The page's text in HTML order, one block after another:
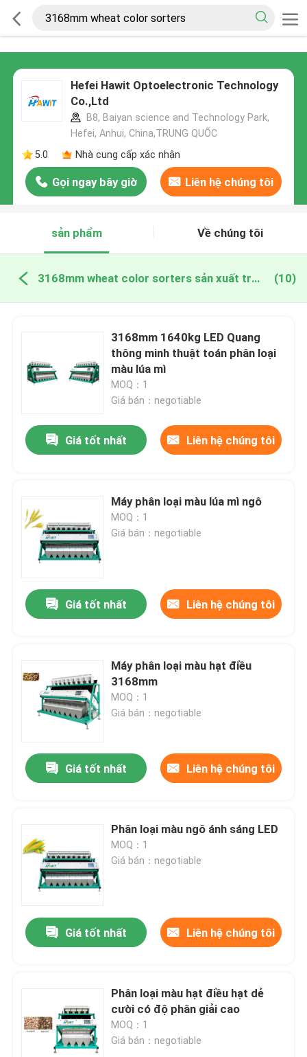
Hefei Hawit Optoelectronic Technology
Co.,Ltd
B8, Baiyan science and Technology Park,
Hefei, Anhui, China,TRUNG QUỐC
5.0
Nhà cung cấp xác nhận
Gọi ngay bây giờ Liên hệ chúng tôi
sản phẩm Về chúng tôi
3168mm wheat color sorters sản xuất trực tuyến (10)
3168mm 1640kg LED Quang
thông minh thuật toán phân loại
màu lúa mì
MOQ：1
Giá bán：negotiable
Giá tốt nhất Liên hệ chúng tôi
Máy phân loại màu lúa mì ngô
MOQ：1
Giá bán：negotiable
Giá tốt nhất Liên hệ chúng tôi
Máy phân loại màu hạt điều
3168mm
MOQ：1
Giá bán：negotiable
Giá tốt nhất Liên hệ chúng tôi
Phân loại màu ngô ánh sáng LED
MOQ：1
Giá bán：negotiable
Giá tốt nhất Liên hệ chúng tôi
Phân loại màu hạt điều hạt dẻ
cười có độ phân giải cao
MOQ：1
Giá bán：negotiable